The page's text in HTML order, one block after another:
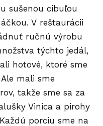
sušenou cibuľou
V reštaurácii
ručnú výrobu
týchto jedál,
hotové, ktoré sme
mali sme
takže sme sa za
Vinica a pirohy
porciu sme na